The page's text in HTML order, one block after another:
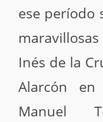
ese período
Inés de la
Alarcón
Manuel